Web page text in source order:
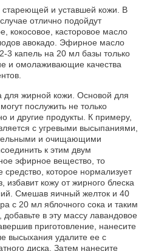
стареющей и уставшей кожи. В
отлично подойдут
кокосовое, касторовое масло
авокадо. Эфирное масло
3 капель на 20 мл базы только
и омолаживающие качества
для жирной кожи. Основой для
послужить не только
и другие продукты. К примеру,
с угревыми высыпаниями,
и очищающими
к этим двум
эфирное вещество, то
средство, которое нормализует
избавит кожу от жирного блеска
Смешав яичный желток и 40
с 20 мл яблочного сока и таким
в эту массу лавандовое
приготовление, нанесите
высыхания удалите ее с
диска. Затем нанесите